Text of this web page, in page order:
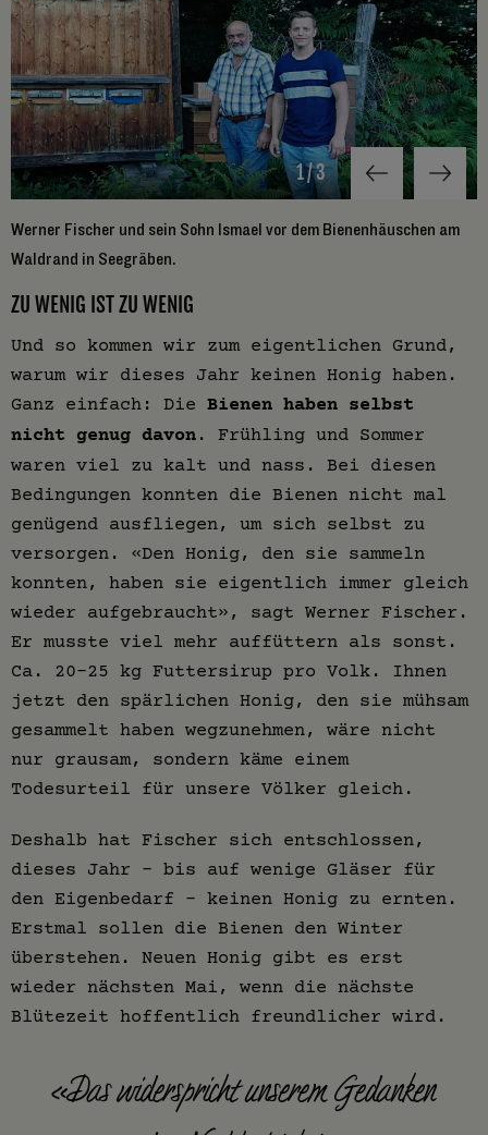
1/3
Werner Fischer und sein Sohn Ismael vor dem Bienenhäuschen am
Waldrand in Seegräben.
ZU WENIG IST ZU WENIG
Und so kommen wir zum eigentlichen Grund,
warum wir dieses Jahr keinen Honig haben.
Ganz einfach: Die Bienen haben selbst
nicht genug davon . Frühling und Sommer
waren viel zu kalt und nass. Bei diesen
Bedingungen konnten die Bienen nicht mal
genügend ausfliegen, um sich selbst zu
versorgen. «Den Honig, den sie sammeln
konnten, haben sie eigentlich immer gleich
wieder aufgebraucht», sagt Werner Fischer.
Er musste viel mehr auffüttern als sonst.
Ca. 20-25 kg Futtersirup pro Volk. Ihnen
jetzt den spärlichen Honig, den sie mühsam
gesammelt haben wegzunehmen, wäre nicht
nur grausam, sondern käme einem
Todesurteil für unsere Völker gleich.
Deshalb hat Fischer sich entschlossen,
dieses Jahr - bis auf wenige Gläser für
den Eigenbedarf - keinen Honig zu ernten.
Erstmal sollen die Bienen den Winter
überstehen. Neuen Honig gibt es erst
wieder nächsten Mai, wenn die nächste
Blütezeit hoffentlich freundlicher wird.
«Das widerspricht unserem Gedanken